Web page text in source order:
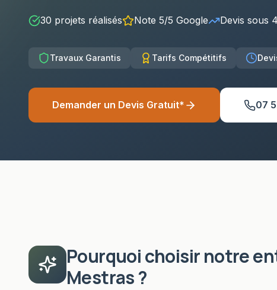
30 projets réalisés Note 5/5 Google Devis sous
Travaux Garantis Tarifs Compétitifs
Demander un Devis Gratuit* 07
Pourquoi choisir notre
Mestras?